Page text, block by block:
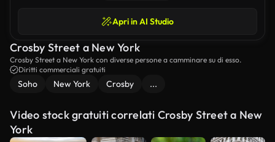
Apri in AI Studio
Crosby Street a New York
Crosby Street a New York con diverse persone a camminare su di esso.
Diritti commerciali gratuiti
Soho New York Crosby ...
Video stock gratuiti correlati Crosby Street a New
York